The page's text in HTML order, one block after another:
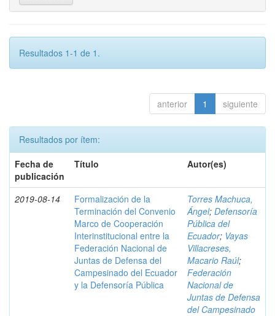
Resultados 1-1 de 1.
anterior 1 siguiente
Resultados por ítem:
Fecha de
publicación
Título Autor(es)
2019-08-14
Formalización de la
Terminación del Convenio
Marco de Cooperación
Interinstitucional entre la
Federación Nacional de
Juntas de Defensa del
Campesinado del Ecuador
y la Defensoría Pública
Torres Machuca,
Ángel; Defensoría
Pública del
Ecuador; Vayas
Villacreses,
Macario Raúl;
Federación
Nacional de
Juntas de Defensa
del Campesinado